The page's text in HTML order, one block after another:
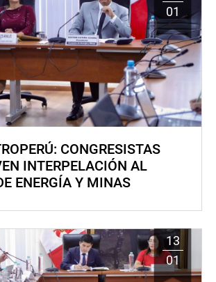
01
CONGRESISTAS
INTERPELACIÓN AL
ENERGÍA Y MINAS
13
01